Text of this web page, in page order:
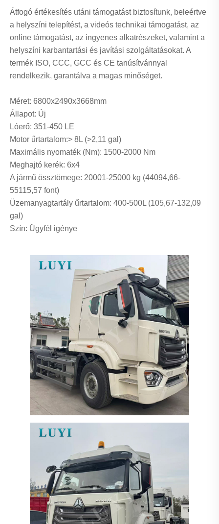
Átfogó értékesítés utáni támogatást biztosítunk, beleértve
a helyszíni telepítést, a videós technikai támogatást, az
online támogatást, az ingyenes alkatrészeket, valamint a
helyszíni karbantartási és javítási szolgáltatásokat. A
termék ISO, CCC, GCC és CE tanúsítvánnyal
rendelkezik, garantálva a magas minőséget.
Méret: 6800x2490x3668mm
Állapot: Új
Lóerő: 351-450 LE
Motor űrtartalom:> 8L (>2,11 gal)
Maximális nyomaték (Nm): 1500-2000 Nm
Meghajtó kerék: 6x4
A jármű össztömege: 20001-25000 kg (44094,66-
55115,57 font)
Üzemanyagtartály űrtartalom: 400-500L (105,67-132,09
gal)
Szín: Ügyfél igénye